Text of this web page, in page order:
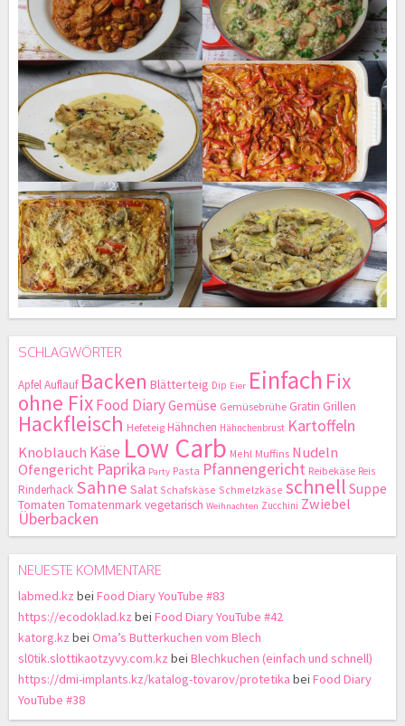
SCHLAGWÖRTER
ApfelAuflauf Backen Blätterteig Dip Eier Einfach Fix
ohne FixFood DiaryGemüse Gemüsebrühe Gratin Grillen
Hackfleisch Hefeteig Hähnchen Hähnchenbrust Kartoffeln
Knoblauch Käse Low Carb Mehl Muffins Nudeln
Ofengericht Paprika Party Pasta Pfannengericht Reibekäse Reis
Rinderhack Sahne Salat Schafskäse Schmelzkäse schnell Suppe
Tomaten Tomatenmarkvegetarisch Weihnachten Zucchini Zwiebel
Überbacken
NEUESTE KOMMENTARE
labmed.kz bei Food Diary YouTube #83
https://ecodoklad.kz bei Food Diary YouTube #42
katorg.kz bei Oma’s Butterkuchen vom Blech
sl0tik.slottikaotzyvy.com.kz bei Blechkuchen (einfach und schnell)
https://dmi-implants.kz/katalog-tovarov/protetika bei Food Diary
YouTube #38